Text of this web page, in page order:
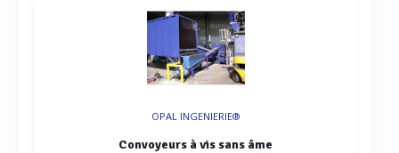
OPAL INGENIERIE®
Convoyeurs à vis sans âme